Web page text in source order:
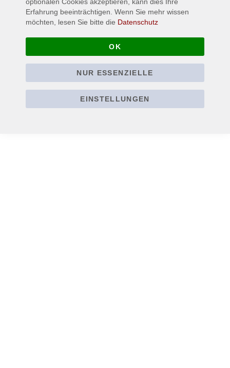
optionalen Cookies akzeptieren, kann dies Ihre
Erfahrung beeinträchtigen. Wenn Sie mehr wissen
möchten, lesen Sie bitte die Datenschutz
OK
NUR ESSENZIELLE
EINSTELLUNGEN